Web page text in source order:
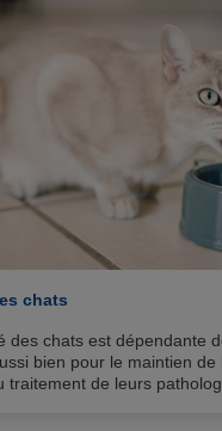
chats
des chats est dépendante
bien pour le maintien de
traitement de leurs